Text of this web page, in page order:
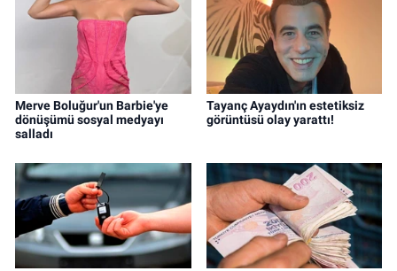
Merve Boluğur'un Barbie'ye
dönüşümü sosyal medyayı
salladı
Tayanç Ayaydın'ın estetiksiz
görüntüsü olay yarattı!